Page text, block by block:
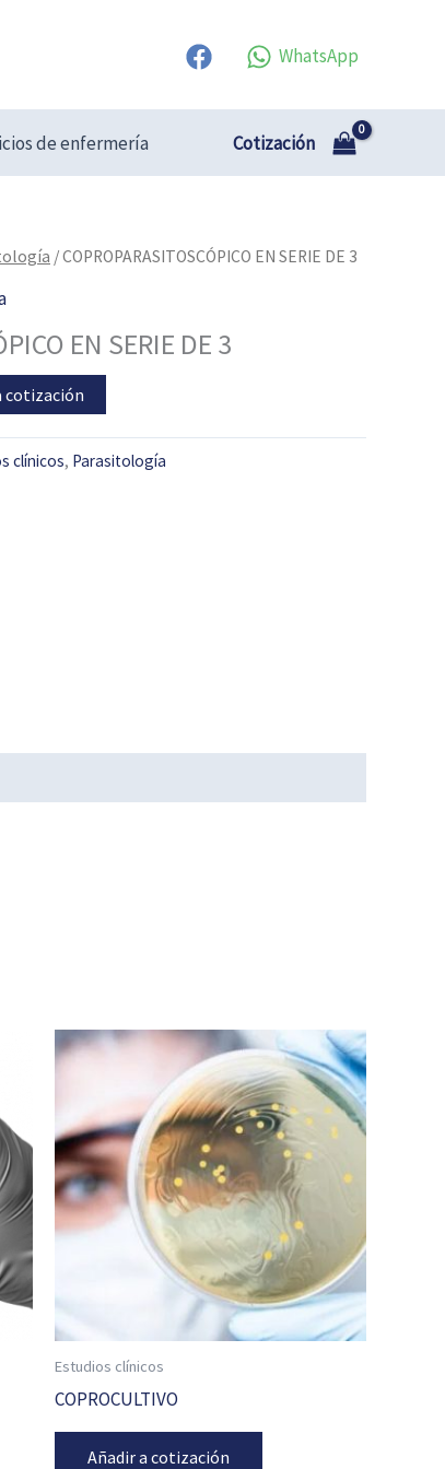
WhatsApp
de enfermería Cotización
/ COPROPARASITOSCÓPICO EN SERIE DE 3
EN SERIE DE 3
cotización
clínicos, Parasitología
Estudios clínicos
COPROCULTIVO
Añadir a cotización